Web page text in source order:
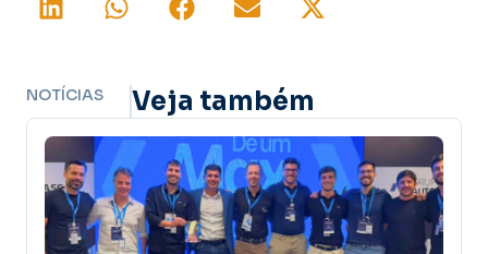
NOTÍCIAS Veja também